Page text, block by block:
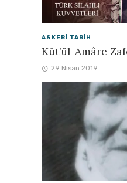
ASKERI TARIH
Kût’ül-Amâre
29 Nisan 2019